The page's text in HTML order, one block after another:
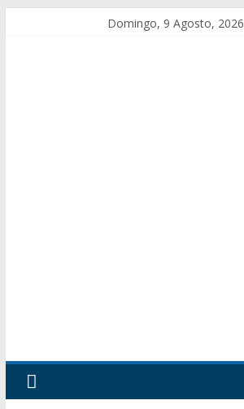
Domingo, 9 Agosto, 2026